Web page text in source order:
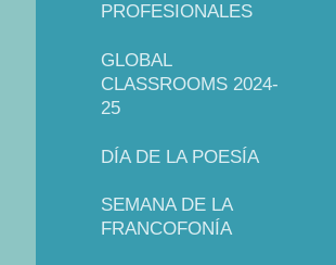
PROFESIONALES
GLOBAL
CLASSROOMS 2024-
25
DÍA DE LA POESÍA
SEMANA DE LA
FRANCOFONÍA